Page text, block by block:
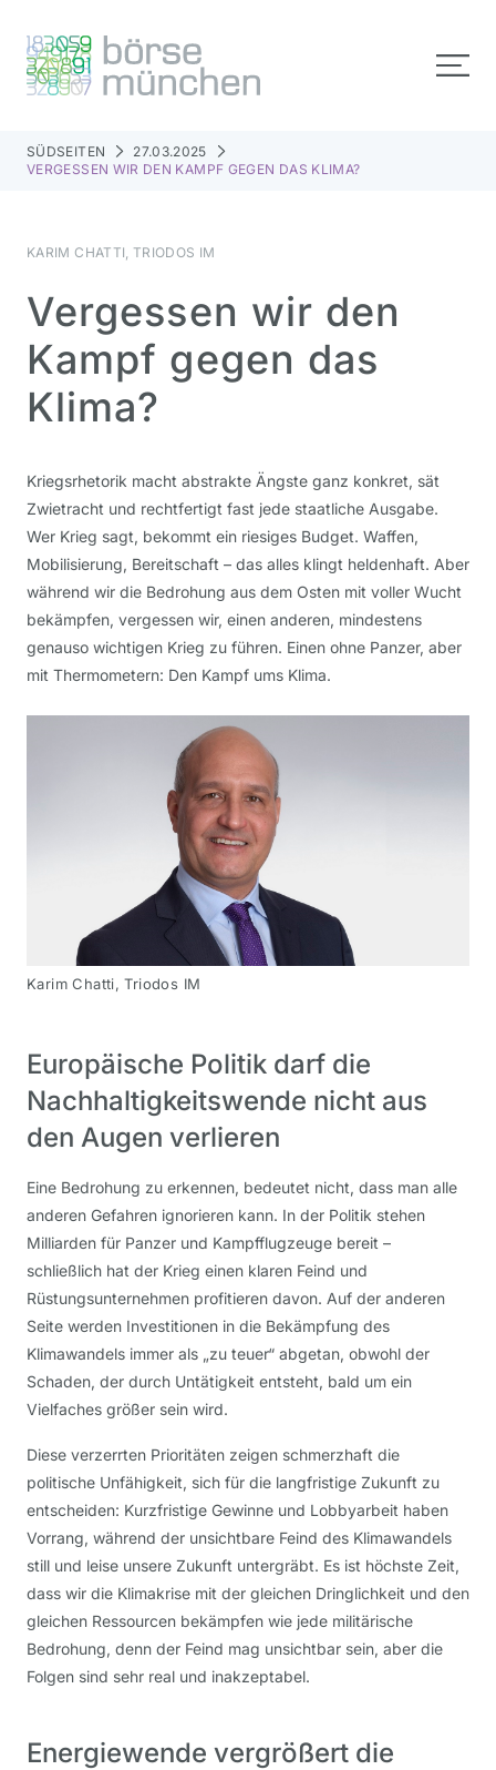
SÜDSEITEN
27.03.2025
VERGESSEN WIR DEN KAMPF GEGEN DAS KLIMA?
KARIM CHATTI, TRIODOS IM
Vergessen wir den
Kampf gegen das
Klima?
Kriegsrhetorik macht abstrakte Ängste ganz konkret, sät
Zwietracht und rechtfertigt fast jede staatliche Ausgabe.
Wer Krieg sagt, bekommt ein riesiges Budget. Waffen,
Mobilisierung, Bereitschaft – das alles klingt heldenhaft. Aber
während wir die Bedrohung aus dem Osten mit voller Wucht
bekämpfen, vergessen wir, einen anderen, mindestens
genauso wichtigen Krieg zu führen. Einen ohne Panzer, aber
mit Thermometern: Den Kampf ums Klima.
Karim Chatti, Triodos IM
Europäische Politik darf die
Nachhaltigkeitswende nicht aus
den Augen verlieren
Eine Bedrohung zu erkennen, bedeutet nicht, dass man alle
anderen Gefahren ignorieren kann. In der Politik stehen
Milliarden für Panzer und Kampfflugzeuge bereit –
schließlich hat der Krieg einen klaren Feind und
Rüstungsunternehmen profitieren davon. Auf der anderen
Seite werden Investitionen in die Bekämpfung des
Klimawandels immer als „zu teuer“ abgetan, obwohl der
Schaden, der durch Untätigkeit entsteht, bald um ein
Vielfaches größer sein wird.
Diese verzerrten Prioritäten zeigen schmerzhaft die
politische Unfähigkeit, sich für die langfristige Zukunft zu
entscheiden: Kurzfristige Gewinne und Lobbyarbeit haben
Vorrang, während der unsichtbare Feind des Klimawandels
still und leise unsere Zukunft untergräbt. Es ist höchste Zeit,
dass wir die Klimakrise mit der gleichen Dringlichkeit und den
gleichen Ressourcen bekämpfen wie jede militärische
Bedrohung, denn der Feind mag unsichtbar sein, aber die
Folgen sind sehr real und inakzeptabel.
Energiewende vergrößert die